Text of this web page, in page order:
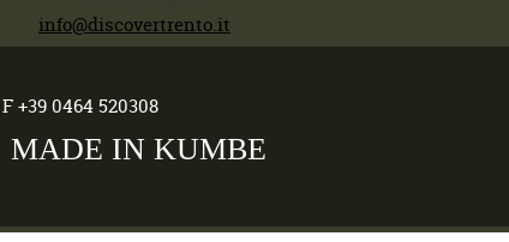
info@discovertrento.it
+39 0464 520308
MADE IN KUMBE